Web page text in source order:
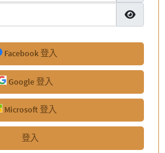
顯示密碼
Facebook 登入
Google 登入
Microsoft 登入
登入